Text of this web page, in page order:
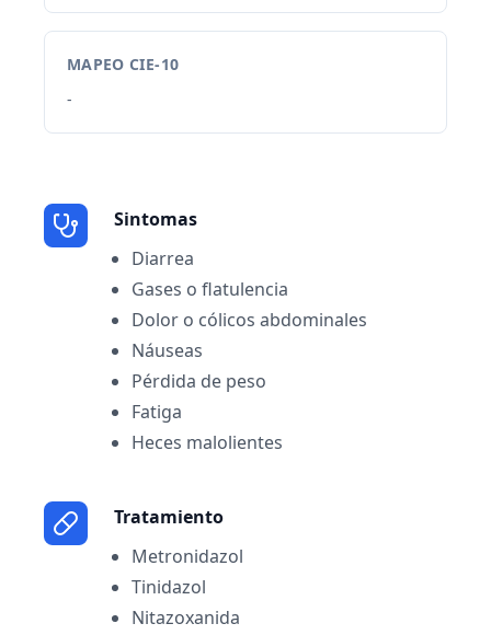
MAPEO CIE-10
-
Sintomas
Diarrea
Gases o flatulencia
Dolor o cólicos abdominales
Náuseas
Pérdida de peso
Fatiga
Heces malolientes
Tratamiento
Metronidazol
Tinidazol
Nitazoxanida